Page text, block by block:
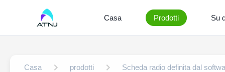
Casa Prodotti Su
Casa prodotti Scheda radio definita dal